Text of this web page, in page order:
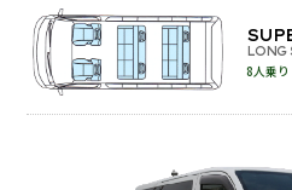
LONG
8人乗り